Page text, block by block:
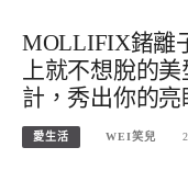
MOLLIFIX鍺離
上就不想脫的
計，秀出你的亮
愛生活 WEI笑兒